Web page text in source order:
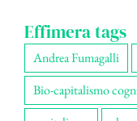
Effimera tags
Andrea Fumagalli
Bio-capitalismo